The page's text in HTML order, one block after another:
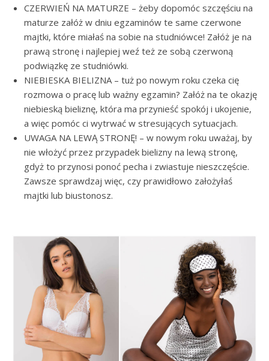
CZERWIEŃ NA MATURZE – żeby dopomóc szczęściu na
maturze załóż w dniu egzaminów te same czerwone
majtki, które miałaś na sobie na studniówce! Załóż je na
prawą stronę i najlepiej weź też ze sobą czerwoną
podwiązkę ze studniówki.
NIEBIESKA BIELIZNA – tuż po nowym roku czeka cię
rozmowa o pracę lub ważny egzamin? Załóż na te okazję
niebieską bieliznę, która ma przynieść spokój i ukojenie,
a więc pomóc ci wytrwać w stresujących sytuacjach.
UWAGA NA LEWĄ STRONĘ! – w nowym roku uważaj, by
nie włożyć przez przypadek bielizny na lewą stronę,
gdyż to przynosi ponoć pecha i zwiastuje nieszczęście.
Zawsze sprawdzaj więc, czy prawidłowo założyłaś
majtki lub biustonosz.